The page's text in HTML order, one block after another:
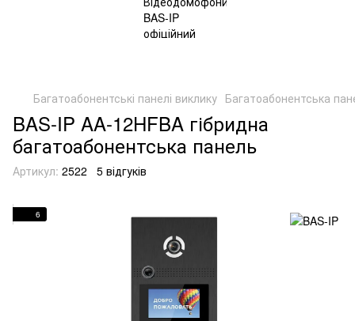
Багатоабонентські панелі виклику Багатоабонентська
BAS-IP AA-12HFBA гібридна
багатоабонентська панель
Артикул: 2522 5 відгуків
6